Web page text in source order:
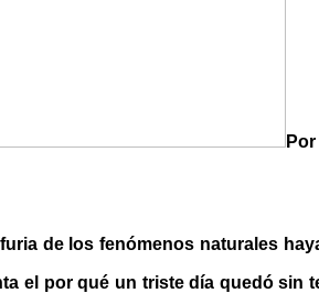
de los fenómenos naturales
el por qué un triste día quedó sin